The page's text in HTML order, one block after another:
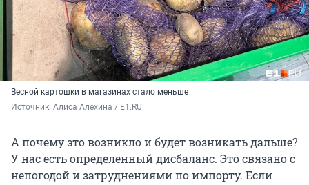
Весной картошки в магазинах стало меньше
Источник: Алиса Алехина / E1.RU
А почему это возникло и будет возникать дальше?
У нас есть определенный дисбаланс. Это связано с
непогодой и затруднениями по импорту. Если